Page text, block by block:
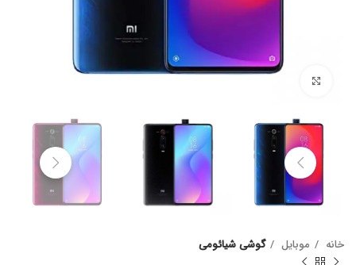
خانه موبایل گوشی شیائومی